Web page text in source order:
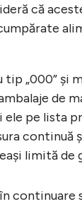
că
tip „000” și
de
ele pe lista
continuă
limită de
continuare